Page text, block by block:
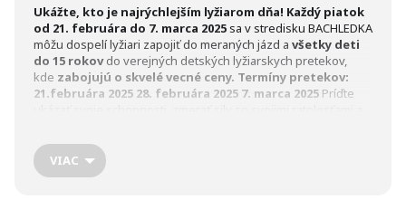
Ukážte, kto je najrýchlejším lyžiarom dňa! Každý piatok
od 21. februára do 7. marca 2025sa v stredisku BACHLEDKA
môžu dospelí lyžiari zapojiť do meraných jázd a všetky deti
do 15 rokovdo verejných detských lyžiarskych pretekov,
kde zabojujú o skvelé vecné ceny. Termíny pretekov:
21.februára 2025 28. februára 2025 7. marca 2025 Príďte
časomierou!
Registrácia:
Preteky:Svah BACHLEDKA II nad hotelom
VIAC